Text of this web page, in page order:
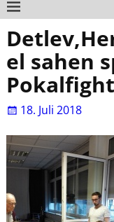
el sahen
Pokalfight
18. Juli 2018